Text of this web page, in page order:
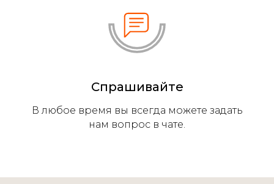
Спрашивайте
В любое время вы всегда можете задать
нам вопроc в чате.